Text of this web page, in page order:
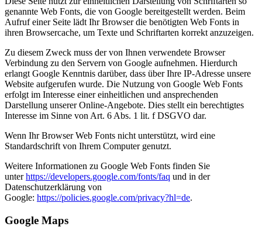
genannte Web Fonts, die von Google bereitgestellt werden. Beim
Aufruf einer Seite lädt Ihr Browser die benötigten Web Fonts in
ihren Browsercache, um Texte und Schriftarten korrekt anzuzeigen.
Zu diesem Zweck muss der von Ihnen verwendete Browser
Verbindung zu den Servern von Google aufnehmen. Hierdurch
erlangt Google Kenntnis darüber, dass über Ihre IP-Adresse unsere
Website aufgerufen wurde. Die Nutzung von Google Web Fonts
erfolgt im Interesse einer einheitlichen und ansprechenden
Darstellung unserer Online-Angebote. Dies stellt ein berechtigtes
Interesse im Sinne von Art. 6 Abs. 1 lit. f DSGVO dar.
Wenn Ihr Browser Web Fonts nicht unterstützt, wird eine
Standardschrift von Ihrem Computer genutzt.
Weitere Informationen zu Google Web Fonts finden Sie
unterhttps://developers.google.com/fonts/faq und in der
Datenschutzerklärung von
Google: https://policies.google.com/privacy?hl=de.
Google Maps